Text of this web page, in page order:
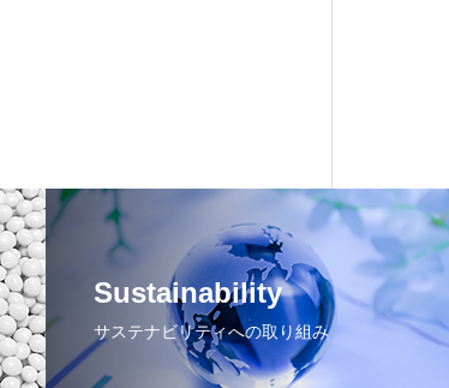
Sustainability
サステナビリティへの取り組み